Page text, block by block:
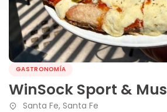
GASTRONOMÍA
WinSock Sport &
Santa Fe, Santa Fe